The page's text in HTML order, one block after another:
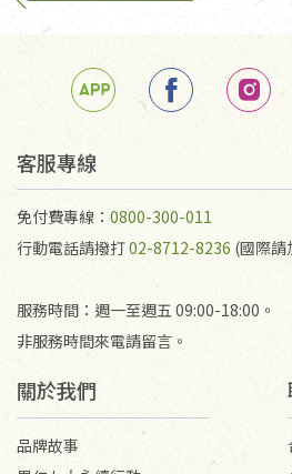
客服專線
免付費專線： 0800-300-011
行動電話請撥打02-8712-8236 (國際請
服務時間：週一至週五 09:00-18:00。
非服務時間來電請留言。
關於我們
品牌故事